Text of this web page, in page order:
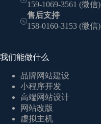
159-1069-3561 (微信)
售后支持
158-0160-3153 (微信)
我们能做什么
品牌网站建设
小程序开发
高端网站设计
网站改版
虚拟主机